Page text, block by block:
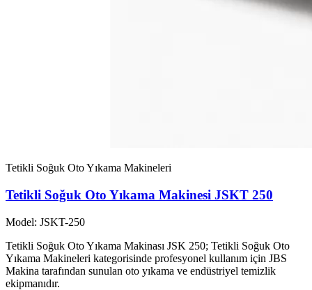
Tetikli Soğuk Oto Yıkama Makineleri
Tetikli Soğuk Oto Yıkama Makinesi JSKT 250
Model: JSKT-250
Tetikli Soğuk Oto Yıkama Makinası JSK 250; Tetikli Soğuk Oto
Yıkama Makineleri kategorisinde profesyonel kullanım için JBS
Makina tarafından sunulan oto yıkama ve endüstriyel temizlik
ekipmanıdır.